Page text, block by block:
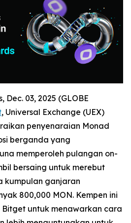
Dec. 03, 2025 (GLOBE
, Universal Exchange (UEX)
penyenaraian Monad
berganda yang
memperoleh pulangan on-
bersaing untuk merebut
kumpulan ganjaran
800,000 MON. Kempen ini
Bitget untuk menawarkan cara